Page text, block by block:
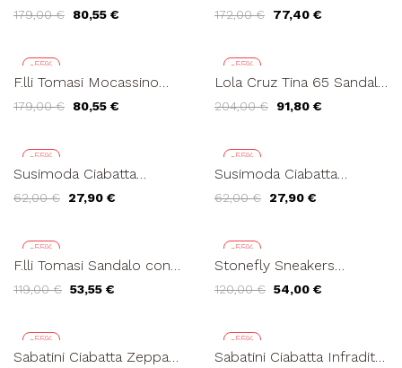
Brandy
179,00 € 80,55 €
Quadra Beige
172,00 € 77,40 €
-55%
F.lli Tomasi Mocassino
Bianco Argento
179,00 € 80,55 €
-55%
Lola Cruz Tina 65 Sandalo
Vernice Nude
204,00 € 91,80 €
-55%
Susimoda Ciabatta
Piuma Strass Nappa Nero
62,00 € 27,90 €
-55%
Susimoda Ciabatta
Piuma Strass Nappa
62,00 € 27,90 €
-55%
F.lli Tomasi Sandalo con
a Velcro Nabuk...
119,00 € 53,55 €
-55%
Stonefly Sneakers
Dettagli Glitter Blu
120,00 € 54,00 €
-55%
Sabatini Ciabatta Zeppa
-55%
Sabatini Ciabatta Infradito